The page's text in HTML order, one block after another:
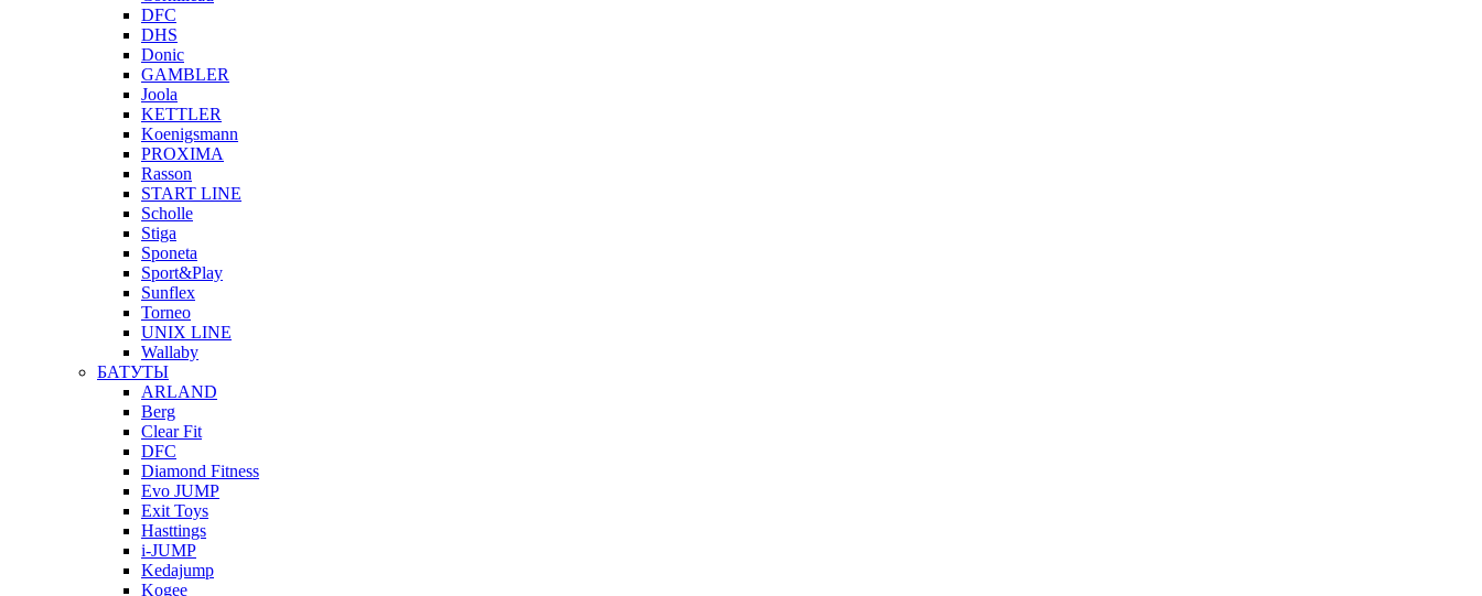
DFC
DHS
Donic
GAMBLER
Joola
KETTLER
Koenigsmann
PROXIMA
Rasson
START LINE
Scholle
Stiga
Sponeta
Sport&Play
Sunflex
Torneo
UNIX LINE
Wallaby
БАТУТЫ
ARLAND
Berg
Clear Fit
DFC
Diamond Fitness
Evo JUMP
Exit Toys
Hasttings
i-JUMP
Kedajump
Kogee